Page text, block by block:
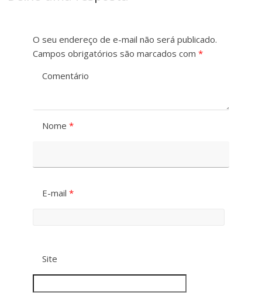
O seu endereço de e-mail não será publicado.
Campos obrigatórios são marcados com *
Comentário
Nome *
E-mail *
Site